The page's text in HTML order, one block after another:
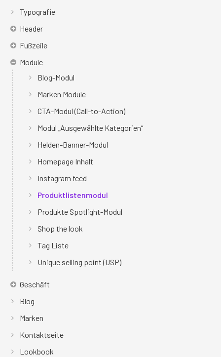
Typografie
Header
Fußzeile
Module
Blog-Modul
Marken Module
CTA-Modul (Call-to-Action)
Modul „Ausgewählte Kategorien“
Helden-Banner-Modul
Homepage Inhalt
Instagram feed
Produktlistenmodul
Produkte Spotlight-Modul
Shop the look
Tag Liste
Unique selling point (USP)
Geschäft
Blog
Marken
Kontaktseite
Lookbook